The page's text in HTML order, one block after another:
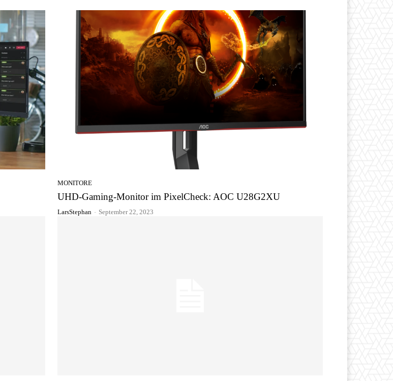
MONITORE
UHD-Gaming-Monitor im PixelCheck: AOC U28G2XU
LarsStephan - September 22, 2023